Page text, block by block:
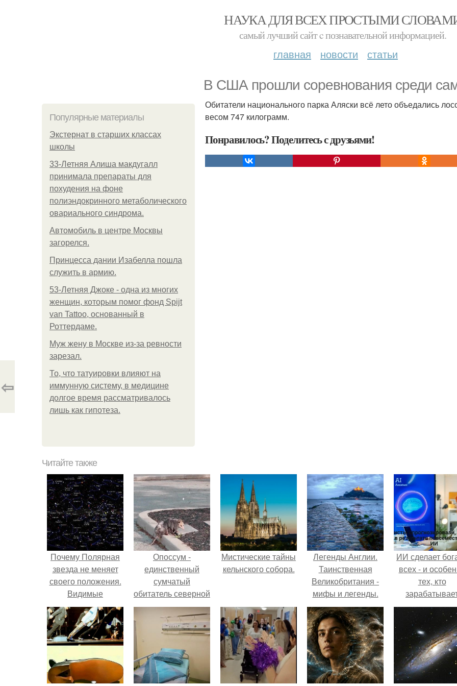
НАУКА ДЛЯ ВСЕХ ПРОСТЫМИ
самый лучший сайт c познавательной информацией.
главная новости статьи
В США прошли соревнования среди
Популярные материалы
Экстернат в старших классах
школы
33-Летняя Алиша макдугалл
принимала препараты для
похудения на фоне
полиэндокринного метаболического
овариального синдрома.
Автомобиль в центре Москвы
загорелся.
Принцесса дании Изабелла пошла
служить в армию.
53-Летняя Джоке - одна из многих
женщин, которым помог фонд Spijt
van Tattoo, основанный в
Роттердаме.
Mуж жену в Москве из-за ревности
зарезал.
То, что татуировки влияют на
иммунную систему, в медицине
долгое время рассматривалось
лишь как гипотеза.
Обитатели национального парка Аляски всё лето объедались
весом 747 килограмм.
Понравилось? Поделитесь с друзьями!
⇦
Читайте также
Почему Полярная
звезда не меняет
своего положения.
Видимые
положения светил.
Опоссум -
единственный
сумчатый
обитатель северной
америки.
Мистические тайны
кельнского собора.
Легенды Англии.
Таинственная
Великобритания -
мифы и легенды.
ИИ сделает
всех - и
тех, кто
меньше